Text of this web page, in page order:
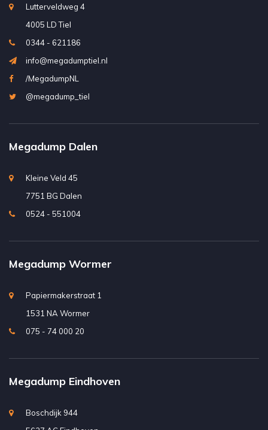
Lutterveldweg 4
4005 LD Tiel
0344 - 621186
info@megadumptiel.nl
/MegadumpNL
@megadump_tiel
Megadump Dalen
Kleine Veld 45
7751 BG Dalen
0524 - 551004
Megadump Wormer
Papiermakerstraat 1
1531 NA Wormer
075 - 74 000 20
Megadump Eindhoven
Boschdijk 944